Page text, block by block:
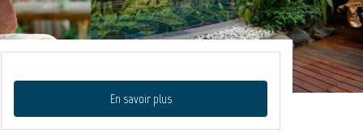
En savoir plus